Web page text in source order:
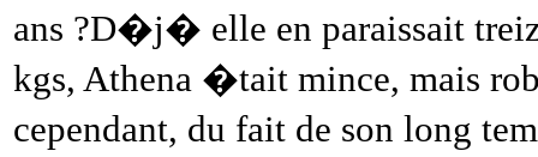
ans ?D�j� elle en paraissait
kgs, Athena �tait mince, mais
cependant, du fait de son long